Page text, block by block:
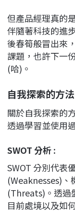
但產品經理真的
伴隨著科技的進
後春筍般冒出來
課題，也許下一
(哈)。
自我探索的方法
關於自我探索的
透過學習並使用
SWOT 分析 :
SWOT 分別代表
(Weaknesses)
(Threats)。透過
目前處境以及如